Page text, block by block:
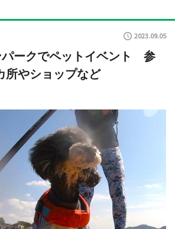
2023.09.05
パークでペットイベント 参
所やショップなど